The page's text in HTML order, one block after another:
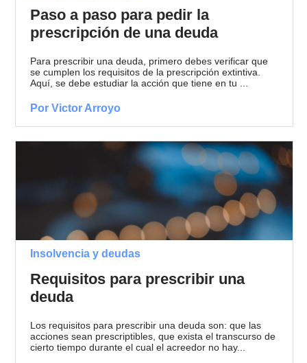
Paso a paso para pedir la
prescripción de una deuda
Para prescribir una deuda, primero debes verificar que
se cumplen los requisitos de la prescripción extintiva.
Aquí, se debe estudiar la acción que tiene en tu ...
Por Victor Arroyo
Insolvencia y deudas
Requisitos para prescribir una
deuda
Los requisitos para prescribir una deuda son: que las
acciones sean prescriptibles, que exista el transcurso de
cierto tiempo durante el cual el acreedor no hay...